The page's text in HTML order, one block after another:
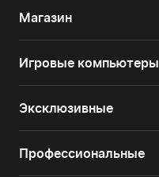
Магазин
Игровые компьютеры
Эксклюзивные
Профессиональные